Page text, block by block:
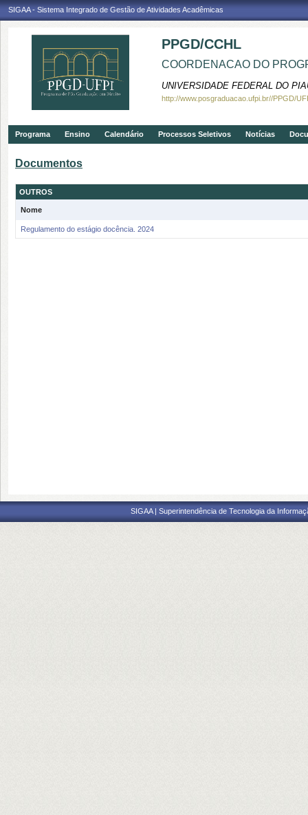
SIGAA - Sistema Integrado de Gestão de Atividades Acadêmicas
PPGD/CCHL
COORDENACAO DO
UNIVERSIDADE FEDERAL DO
http://www.posgraduacao.ufpi.br//PPGD/
Programa Ensino Calendário Processos Seletivos Notícias
Documentos
OUTROS
Nome
Regulamento do estágio docência. 2024
SIGAA | Superintendência de Tecnologia da